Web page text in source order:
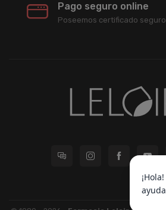
Pago seguro online
Poseemos certificado seguro